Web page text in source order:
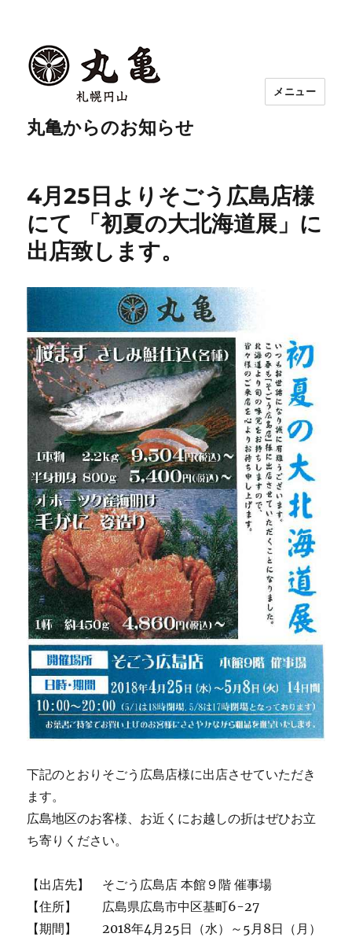
丸亀からのお知らせ
メニュー
4月25日よりそごう広島店様
にて 「初夏の大北海道展」に
出店致します。
下記のとおりそごう広島店様に出店させていただき
ます。
広島地区のお客様、お近くにお越しの折はぜひお立
ち寄りください。
【出店先】 そごう広島店 本館９階 催事場
【住所】 広島県広島市中区基町6-27
【期間】 2018年4月25日（水）～5月8日（月）